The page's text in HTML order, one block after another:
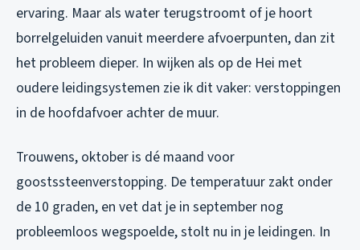
ervaring. Maar als water terugstroomt of je hoort
borrelgeluiden vanuit meerdere afvoerpunten, dan zit
het probleem dieper. In wijken als op de Hei met
oudere leidingsystemen zie ik dit vaker: verstoppingen
in de hoofdafvoer achter de muur.
Trouwens, oktober is dé maand voor
goostssteenverstopping. De temperatuur zakt onder
de 10 graden, en vet dat je in september nog
probleemloos wegspoelde, stolt nu in je leidingen. In